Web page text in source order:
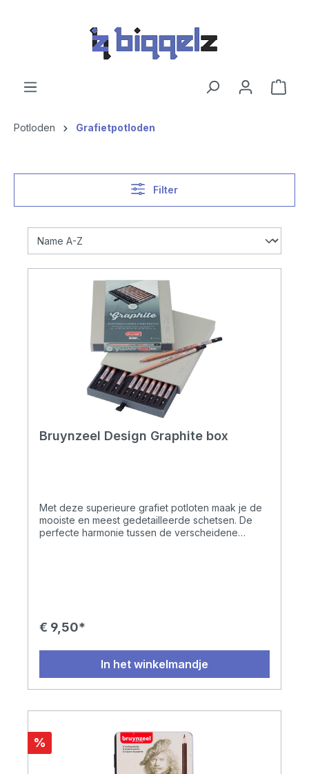
Potloden Grafietpotloden
Filter
Bruynzeel Design Graphite box
Met deze superieure grafiet potloten maak je de
mooiste en meest gedetailleerde schetsen. De
perfecte harmonie tussen de verscheidene
4B-5B-6B-7B-8B-9B.
€ 9,50*
In het winkelmandje
%